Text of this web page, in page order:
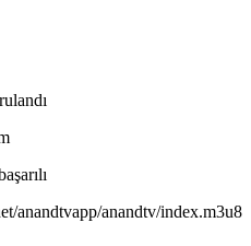
anandtvapp/anandtv/index.m3u8